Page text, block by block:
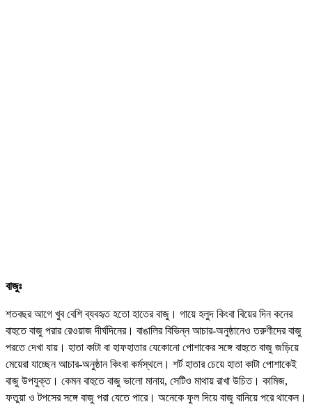
বাজুঃ
শতবছর আগে খুব বেশি ব্যবহৃত হতো হাতের বাজু। গায়ে হলুদ কিংবা বিয়ের দিন কনের
বাহুতে বাজু পরার রেওয়াজ দীর্ঘদিনের। বাঙালির বিভিন্ন আচার-অনুষ্ঠানেও তরুণীদের বাজু
পরতে দেখা যায়। হাতা কাটা বা হাফহাতার যেকোনো পোশাকের সঙ্গে বাহুতে বাজু জড়িয়ে
মেয়েরা যাচ্ছেন আচার-অনুষ্ঠান কিংবা কর্মস্থলে। শর্ট হাতার চেয়ে হাতা কাটা পোশাকেই
বাজু উপযুক্ত। কেমন বাহুতে বাজু ভালো মানায়, সেটিও মাথায় রাখা উচিত। কামিজ,
ফতুয়া ও টপসের সঙ্গে বাজু পরা যেতে পারে। অনেকে ফুল দিয়ে বাজু বানিয়ে পরে থাকেন।